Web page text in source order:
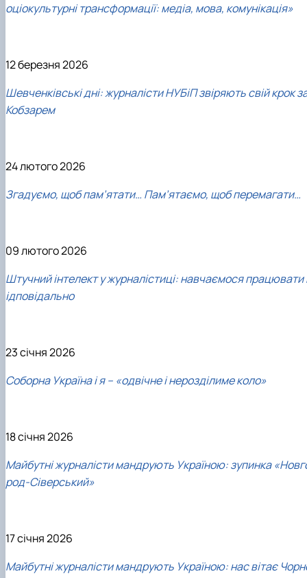
оціокультурні трансформації: медіа, мова, комунікація»
12 березня 2026
Шевченківські дні: журналісти НУБіП звіряють свій крок
Кобзарем
24 лютого 2026
Згадуємо, щоб пам’ятати… Пам’ятаємо, щоб перемагати…
09 лютого 2026
Штучний інтелект у журналістиці: навчаємося працювати
ідповідально
23 січня 2026
Соборна Україна і я – «одвічне і нерозділиме коло»
18 січня 2026
Майбутні журналісти мандрують Україною: зупинка
род-Сіверський»
17 січня 2026
Майбутні журналісти мандрують Україною: нас вітає